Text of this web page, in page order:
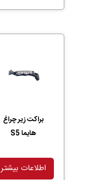
براکت زیر چراغ
هایما S5
اطلاعات بیشتر